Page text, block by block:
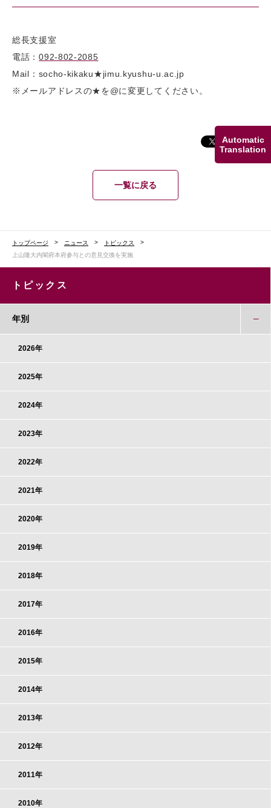
Automatic
Translation
総長支援室
電話：092-802-2085
Mail：socho-kikaku★jimu.kyushu-u.ac.jp
※メールアドレスの★を@に変更してください。
一覧に戻る
トップページ ニュース
トピックス
上山隆大内閣府本府参与との意見交換を実施
トピックス
年別
2026年
2025年
2024年
2023年
2022年
2021年
2020年
2019年
2018年
2017年
2016年
2015年
2014年
2013年
2012年
2011年
2010年